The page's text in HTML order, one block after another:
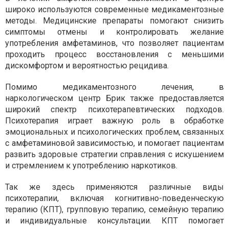
широко используются современные медикаментозные
методы. Медицинские препараты помогают снизить
симптомы отмены и контролировать желание
употребления амфетаминов, что позволяет пациентам
проходить процесс восстановления с меньшими
дискомфортом и вероятностью рецидива.
Помимо медикаментозного лечения, в
наркологическом центр Брик также предоставляется
широкий спектр психотерапевтических подходов.
Психотерапия играет важную роль в обработке
эмоциональных и психологических проблем, связанных
с амфетаминовой зависимостью, и помогает пациентам
развить здоровые стратегии справления с искушением
и стремлением к употреблению наркотиков.
Так же здесь применяются различные виды
психотерапии, включая когнитивно-поведенческую
терапию (КПТ), групповую терапию, семейную терапию
и индивидуальные консультации. КПТ помогает